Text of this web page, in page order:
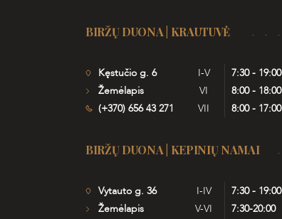
BIRŽŲ DUONA | KRAUTUVĖ
Kęstučio g. 6
Žemėlapis
(+370) 656 43 271
I-V
7:30 - 19:00
VI
8:00 - 18:00
VII
8:00 - 17:00
BIRŽŲ DUONA | KEPINIŲ NAMAI
Vytauto g. 36
Žemėlapis
I-IV
7:30 - 19:00
V-VI
7:30-20:00